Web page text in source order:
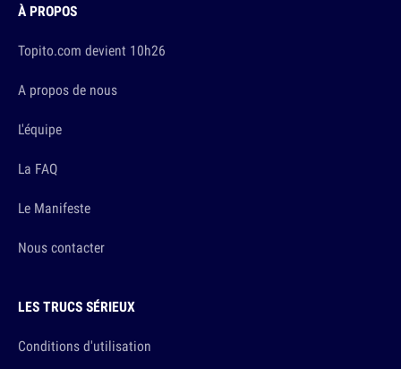
À PROPOS
Topito.com devient 10h26
A propos de nous
L'équipe
La FAQ
Le Manifeste
Nous contacter
LES TRUCS SÉRIEUX
Conditions d'utilisation